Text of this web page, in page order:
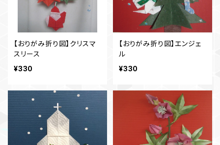
【おりがみ折り図】クリスマ
スリース
¥330
【おりがみ折り図】エンジェ
ル
¥330